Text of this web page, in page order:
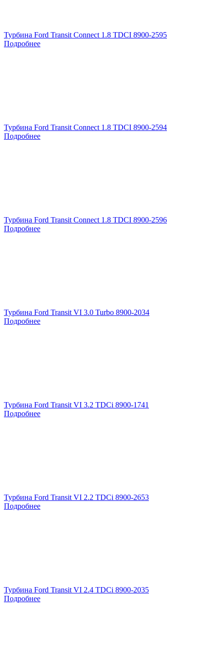
Турбина Ford Transit Connect 1.8 TDCI 8900-2595
Подробнее
Турбина Ford Transit Connect 1.8 TDCI 8900-2594
Подробнее
Турбина Ford Transit Connect 1.8 TDCI 8900-2596
Подробнее
Турбина Ford Transit VI 3.0 Turbo 8900-2034
Подробнее
Турбина Ford Transit VI 3.2 TDCi 8900-1741
Подробнее
Турбина Ford Transit VI 2.2 TDCi 8900-2653
Подробнее
Турбина Ford Transit VI 2.4 TDCi 8900-2035
Подробнее